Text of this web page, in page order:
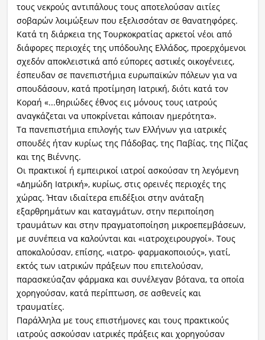
τους νεκρούς αντιπάλους τους αποτελούσαν αιτίες
σοβαρών λοιμώξεων που εξελισσόταν σε θανατηφόρες.
Κατά τη διάρκεια της Τουρκοκρατίας αρκετοί νέοι από
διάφορες περιοχές της υπόδουλης Ελλάδος, προερχόμενοι
σχεδόν αποκλειστικά από εύπορες αστικές οικογένειες,
έσπευδαν σε πανεπιστήμια ευρωπαϊκών πόλεων για να
σπουδάσουν, κατά προτίμηση Ιατρική, διότι κατά τον
Κοραή «...θηριώδες έθνος εις μόνους τους ιατρούς
αναγκάζεται να υποκρίνεται κάποιαν ημερότητα».
Τα πανεπιστήμια επιλογής των Ελλήνων για ιατρικές
σπουδές ήταν κυρίως της Πάδοβας, της Παβίας, της Πίζας
και της Βιέννης.
Οι πρακτικοί ή εμπειρικοί ιατροί ασκούσαν τη λεγόμενη
«Δημώδη Ιατρική», κυρίως, στις ορεινές περιοχές της
χώρας. Ήταν ιδιαίτερα επιδέξιοι στην ανάταξη
εξαρθρημάτων και καταγμάτων, στην περιποίηση
τραυμάτων και στην πραγματοποίηση μικροεπεμβάσεων,
με συνέπεια να καλούνται και «ιατροχειρουργοί». Τους
αποκαλούσαν, επίσης, «ιατρο- φαρμακοποιούς», γιατί,
εκτός των ιατρικών πράξεων που επιτελούσαν,
παρασκεύαζαν φάρμακα και συνέλεγαν βότανα, τα οποία
χορηγούσαν, κατά περίπτωση, σε ασθενείς και
τραυματίες.
Παράλληλα με τους επιστήμονες και τους πρακτικούς
ιατρούς ασκούσαν ιατρικές πράξεις και χορηγούσαν